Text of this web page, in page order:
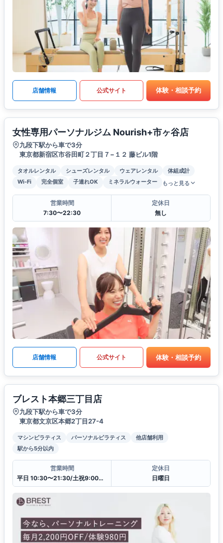
店舗情報 公式サイト 体験・相談予約
女性専用パーソナルジム Nourish+市ヶ谷店
九段下駅から車で3分
東京都新宿区市谷田町２丁目７−１２ 藤ビル1階
タオルレンタル シューズレンタル ウェアレンタル
体組成計
Wi-Fi
完全個室 子連れOK ミネラルウォーター もっと見る
営業時間
7:30〜22:30
定休日
無し
店舗情報 公式サイト 体験・相談予約
ブレスト本郷三丁目店
九段下駅から車で3分
東京都文京区本郷2丁目27-4
マシンピラティス パーソナルピラティス
他店舗利用
駅から5分以内
営業時間
平日 10:30〜21:30/土祝9:00〜20:00
定休日
日曜日